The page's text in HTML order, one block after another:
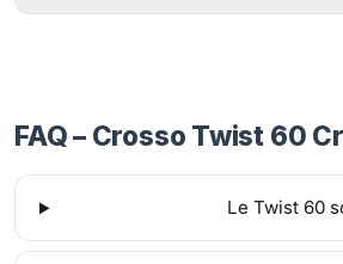
FAQ – Crosso Twist 60
Le Twist 60